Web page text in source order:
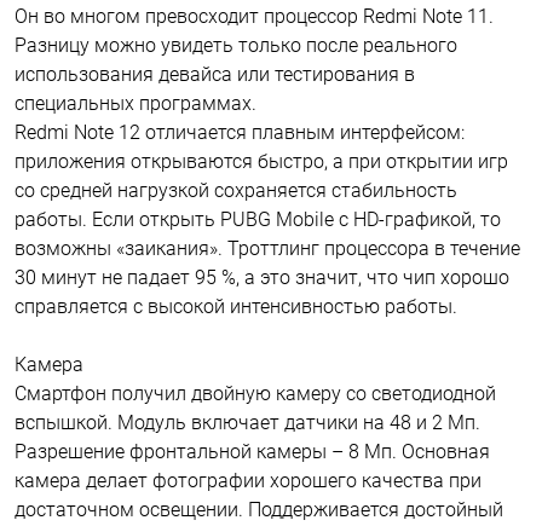
Он во многом превосходит процессор Redmi Note 11.
Разницу можно увидеть только после реального
использования девайса или тестирования в
специальных программах.
Redmi Note 12 отличается плавным интерфейсом:
приложения открываются быстро, а при открытии игр
со средней нагрузкой сохраняется стабильность
работы. Если открыть PUBG Mobile с HD-графикой, то
возможны «заикания». Троттлинг процессора в течение
30 минут не падает 95 %, а это значит, что чип хорошо
справляется с высокой интенсивностью работы.
Камера
Смартфон получил двойную камеру со светодиодной
вспышкой. Модуль включает датчики на 48 и 2 Мп.
Разрешение фронтальной камеры – 8 Мп. Основная
камера делает фотографии хорошего качества при
достаточном освещении. Поддерживается достойный